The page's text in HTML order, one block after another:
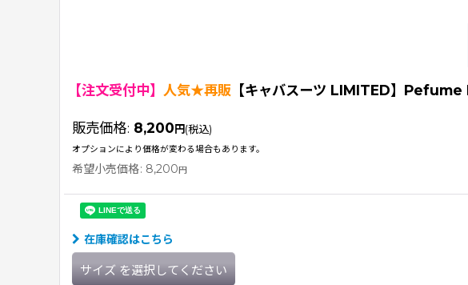
【注文受付中】 人気★再販 【キャバスーツ LIMITED】Pefume
販売価格: 8,200円(税込)
オプションにより価格が変わる場合もあります。
希望小売価格: 8,200円
在庫確認はこちら
サイズ を選択してください